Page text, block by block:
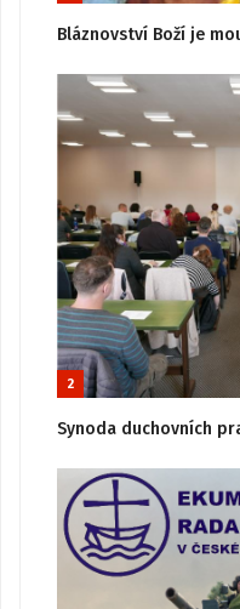
Bláznovství Boží je
2
Synoda duchovních